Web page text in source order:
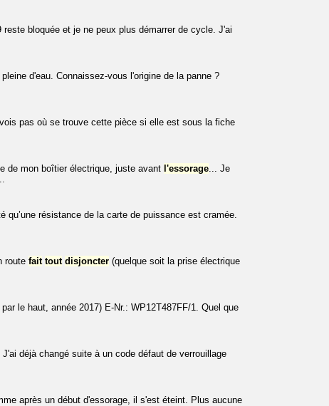
reste bloquée et je ne peux plus démarrer de cycle. J'ai
d'eau. Connaissez-vous l'origine de la panne ?
pas où se trouve cette pièce si elle est sous la fiche
de mon boîtier électrique, juste avant l'essorage... Je
qu’une résistance de la carte de puissance est cramée.
route fait tout disjoncter (quelque soit la prise électrique
par le haut, année 2017) E-Nr.: WP12T487FF/1. Quel que
déjà changé suite à un code défaut de verrouillage
après un début d'essorage, il s'est éteint. Plus aucune